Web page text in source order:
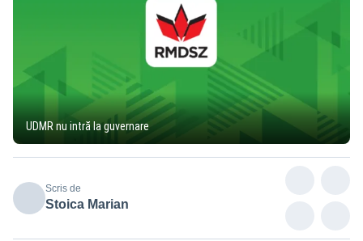
UDMR nu intră la guvernare
Scris de
Stoica Marian